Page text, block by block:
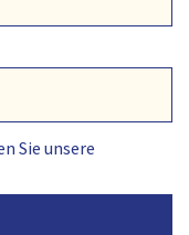
Sie unsere